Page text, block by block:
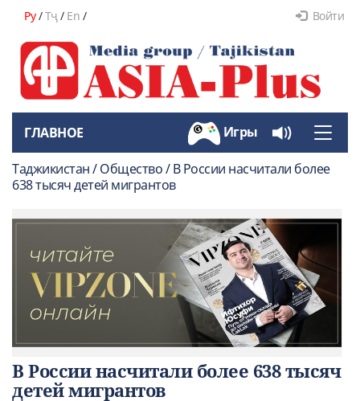
Ру/Тҷ/ En / Войти
Toggle
ГЛАВНОЕ Игры
Таджикистан / Общество / В России насчитали более
638 тысяч детей мигрантов
В России насчитали более 638 тысяч
детей мигрантов